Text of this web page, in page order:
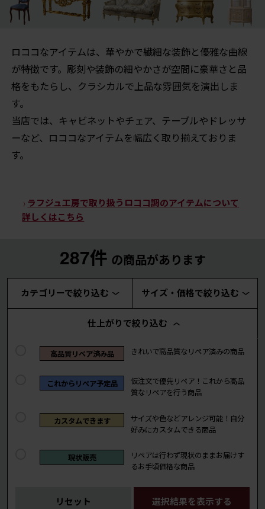
ロココなアイテムは、華やかで繊細な装飾と優雅な曲線
が特徴です。彫刻や装飾の細やかさが空間に豪華さと品
格をもたらし、クラシカルで上品な雰囲気を演出しま
す。
当店では、キャビネットやチェア、テーブルやドレッサ
ーなど、ロココなアイテムを幅広く取り揃えておりま
す。
ラフジュ工房で取り扱うロココ調のアイテムについて
詳しくはこちら
287件 の商品があります
カテゴリーで絞り込む サイズ・価格で絞り込む
仕上がりで絞り込む
高品質リペア済み品 きれいで高品質なリペア済みの商品
これからリペア予定品
仮注文で優先リペア！これから高品
質なリペアを行う商品
カスタムできます
サイズや色などアレンジ可能！自分
好みにカスタムできる商品
現状販売
リペアは行わず現状のままお届けす
るお手頃価格な商品
リセット 選択結果を表示する